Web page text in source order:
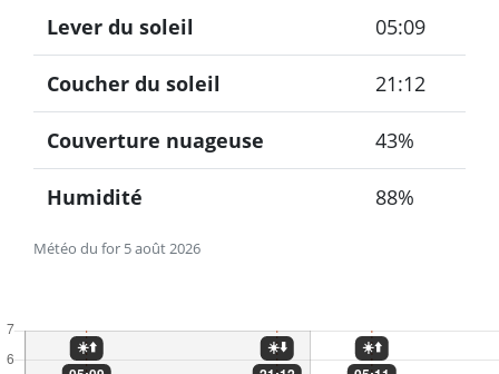
Météo du for 5 août 2026
Lever du soleil 05:09
Coucher du soleil 21:12
Couverture nuageuse 43%
Humidité 88%